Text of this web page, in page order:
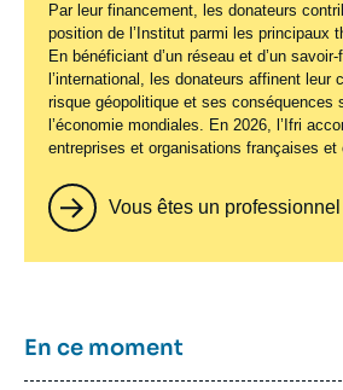
Par leur financement, les donateurs
position de l’Institut parmi les principaux
En bénéficiant d’un réseau et d’un
l’international, les donateurs affinent leur
risque géopolitique et ses conséquences
l’économie mondiales. En 2026, l’Ifri
entreprises et organisations françaises et
Vous êtes un professionnel
Titre
En ce moment